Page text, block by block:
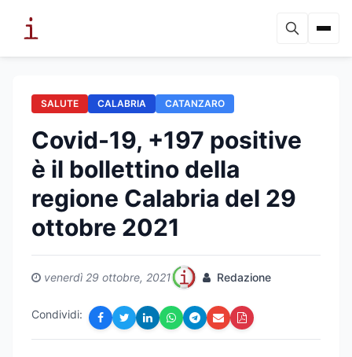
SALUTE CALABRIA CATANZARO
Covid-19, +197 positive
è il bollettino della
regione Calabria del 29
ottobre 2021
venerdì 29 ottobre, 2021 Redazione
Condividi: